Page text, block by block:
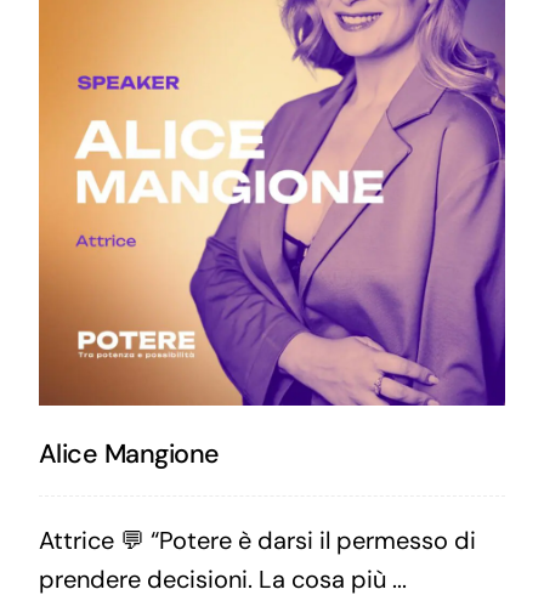
Alice Mangione
Attrice 💬 “Potere è darsi il permesso di
prendere decisioni. La cosa più ...